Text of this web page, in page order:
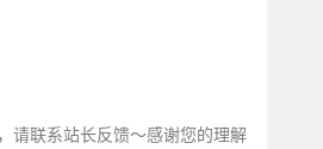
请联系站长反馈～感谢您的理解